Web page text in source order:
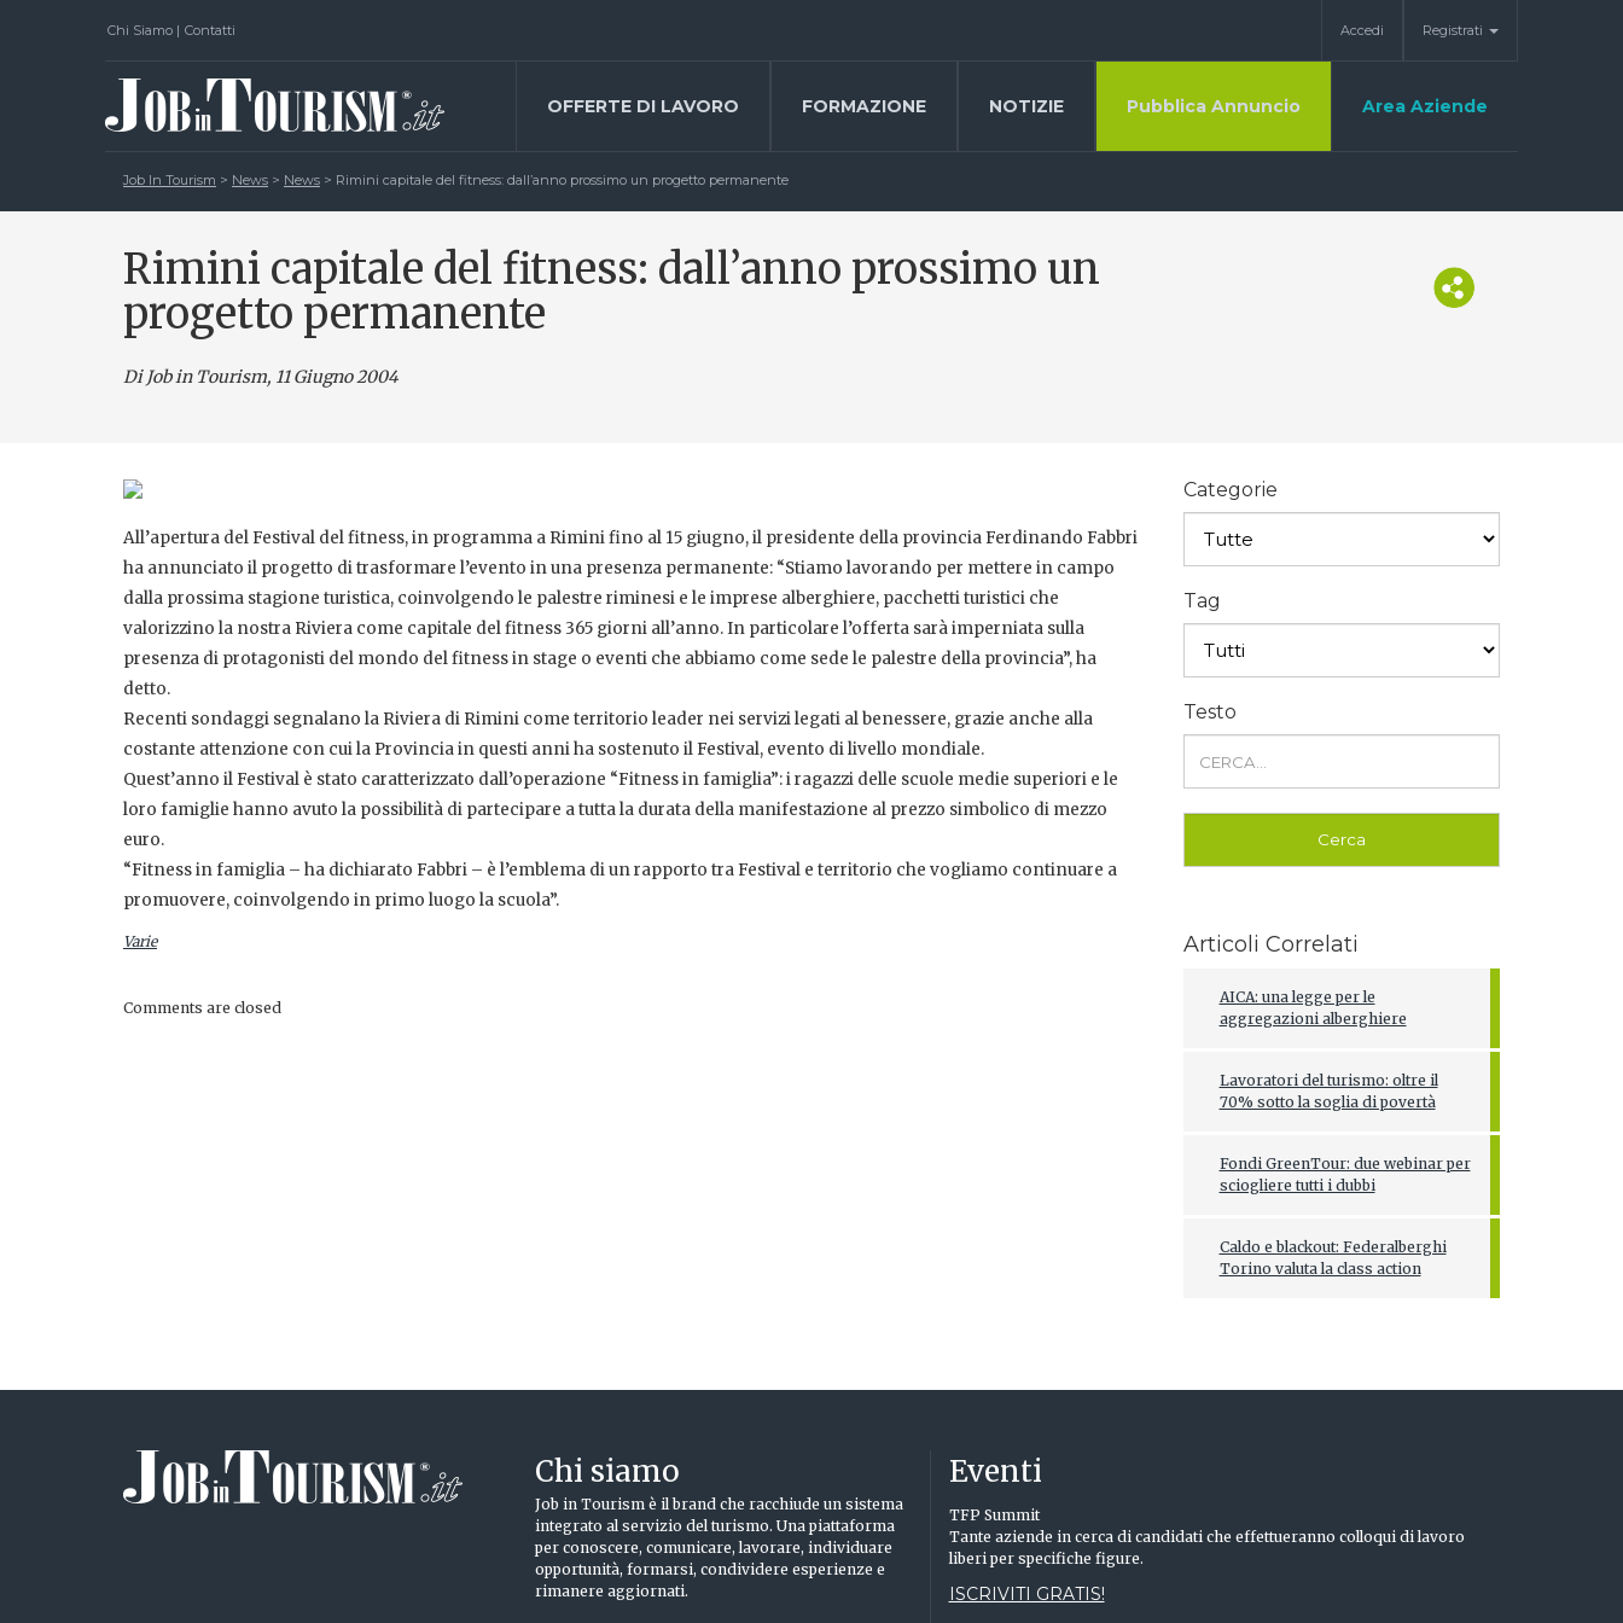
Chi Siamo | Contatti Accedi Registrati
OFFERTE DI LAVORO FORMAZIONE NOTIZIE Pubblica Annuncio Area Aziende
Job In Tourism > News > News > Rimini capitale del fitness: dall’anno prossimo un progetto permanente
Rimini capitale del fitness: dall’anno prossimo un
progetto permanente
Di Job in Tourism, 11 Giugno 2004
All’apertura del Festival del fitness, in programma a Rimini fino al 15 giugno, il presidente della provincia Ferdinando Fabbri
ha annunciato il progetto di trasformare l’evento in una presenza permanente: “Stiamo lavorando per mettere in campo
dalla prossima stagione turistica, coinvolgendo le palestre riminesi e le imprese alberghiere, pacchetti turistici che
valorizzino la nostra Riviera come capitale del fitness 365 giorni all’anno. In particolare l’offerta sarà imperniata sulla
presenza di protagonisti del mondo del fitness in stage o eventi che abbiamo come sede le palestre della provincia”, ha
detto.
Recenti sondaggi segnalano la Riviera di Rimini come territorio leader nei servizi legati al benessere, grazie anche alla
costante attenzione con cui la Provincia in questi anni ha sostenuto il Festival, evento di livello mondiale.
Quest’anno il Festival è stato caratterizzato dall’operazione “Fitness in famiglia”: i ragazzi delle scuole medie superiori e le
loro famiglie hanno avuto la possibilità di partecipare a tutta la durata della manifestazione al prezzo simbolico di mezzo
euro.
“Fitness in famiglia – ha dichiarato Fabbri – è l’emblema di un rapporto tra Festival e territorio che vogliamo continuare a
promuovere, coinvolgendo in primo luogo la scuola”.
Varie
Comments are closed
Categorie
Tag
Testo
Articoli Correlati
AICA: una legge per le
aggregazioni alberghiere
Lavoratori del turismo: oltre il
70% sotto la soglia di povertà
Fondi GreenTour: due webinar per
sciogliere tutti i dubbi
Caldo e blackout: Federalberghi
Torino valuta la class action
Chi siamo
Job in Tourism è il brand che racchiude un sistema
integrato al servizio del turismo. Una piattaforma
per conoscere, comunicare, lavorare, individuare
opportunità, formarsi, condividere esperienze e
rimanere aggiornati.
Eventi
TFP Summit
Tante aziende in cerca di candidati che effettueranno colloqui di lavoro
liberi per specifiche figure.
ISCRIVITI GRATIS!